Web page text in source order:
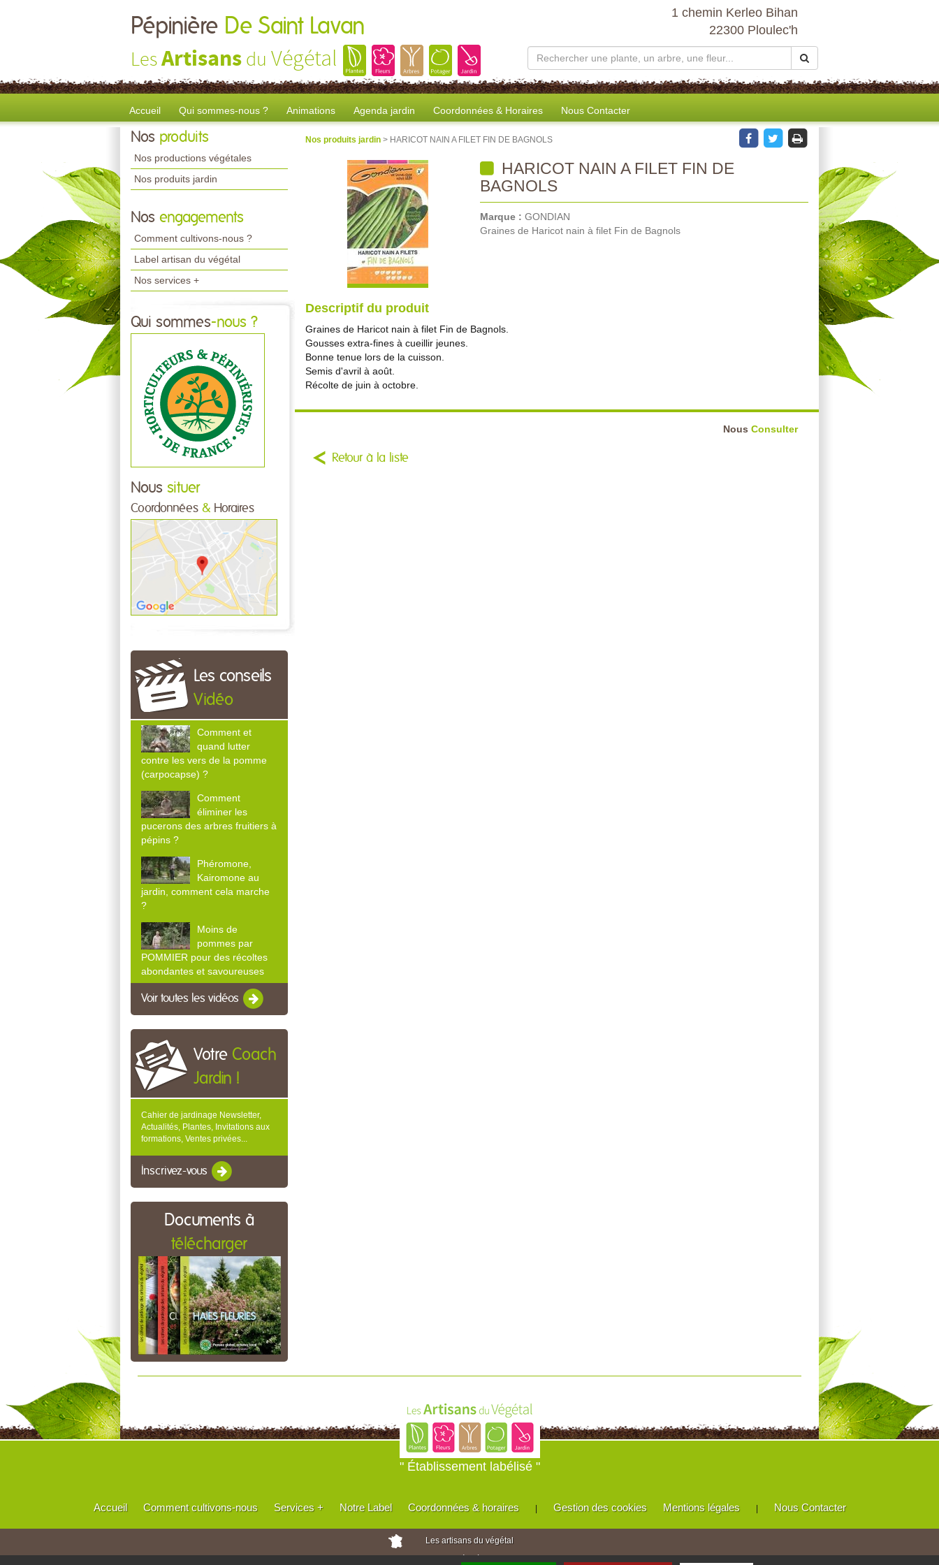
Pépinière De Saint Lavan
LesArtisans du Végétal
1 chemin Kerleo Bihan
22300 Ploulec'h
Accueil Qui sommes-nous ? Animations Agenda jardin Coordonnées & Horaires Nous Contacter
Nos produits
Nos productions végétales
Nos produits jardin
Nos engagements
Comment cultivons-nous ?
Label artisan du végétal
Nos services +
Qui sommes-nous ?
Nous situer
Coordonnées & Horaires
Les conseils
Vidéo
Comment et
quand lutter
contre les vers de la pomme
(carpocapse) ?
Comment
éliminer les
pucerons des arbres fruitiers à
pépins ?
Phéromone,
Kairomone au
jardin, comment cela marche
?
Moins de
pommes par
POMMIER pour des récoltes
abondantes et savoureuses
Voir toutes les vidéos
Votre Coach
Jardin !
Cahier de jardinage Newsletter,
Actualités, Plantes, Invitations aux
formations, Ventes privées...
Inscrivez-vous
Documents à
télécharger
Nos produits jardin > HARICOT NAIN A FILET FIN DE BAGNOLS
HARICOT NAIN A FILET FIN DE
BAGNOLS
Marque : GONDIAN
Graines de Haricot nain à filet Fin de Bagnols
Descriptif du produit
Graines de Haricot nain à filet Fin de Bagnols.
Gousses extra-fines à cueillir jeunes.
Bonne tenue lors de la cuisson.
Semis d'avril à août.
Récolte de juin à octobre.
Nous Consulter
Retour à la liste
" Établissement labélisé "
Accueil Comment cultivons-nous Services + Notre Label Coordonnées & horaires | Gestion des cookies Mentions légales | Nous Contacter
Les artisans du végétal
Horticulteurs et pépinièristes de France